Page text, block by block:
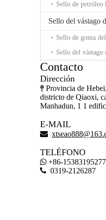
Sello de petróleo
Sello del vástago
Sello de goma
Contacto
Dirección
 Provincia de
districto de Qiaoxi,
Manhadun, 1 1
E-MAIL

TELÉFONO
 +86-
 0319-2126287